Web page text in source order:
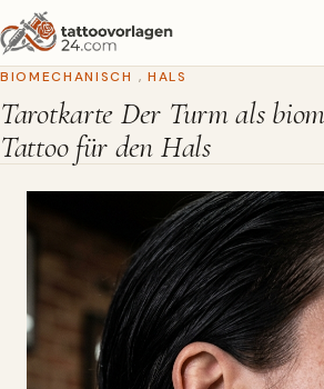
BIOMECHANISCH , HALS
Tarotkarte Der Turm als
Tattoo für den Hals